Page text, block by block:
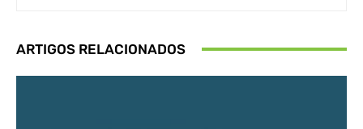
ARTIGOS RELACIONADOS